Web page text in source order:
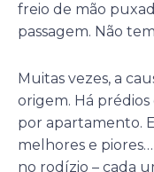
freio de mão
passagem. Não
Muitas vezes, a
origem. Há
por apartamento.
melhores e
no rodízio – cada